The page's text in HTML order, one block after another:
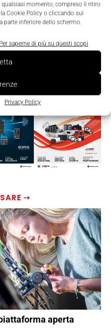
momento, compreso il ritiro
Cookie Policy o cliccando sul
parte inferiore dello schermo.
Per saperne di più su questi scopi
Privacy Policy
⇢
aperta